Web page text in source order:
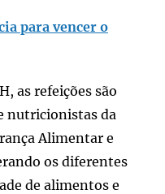
para vencer o
as refeições são
nutricionistas da
Alimentar e
os diferentes
de alimentos e